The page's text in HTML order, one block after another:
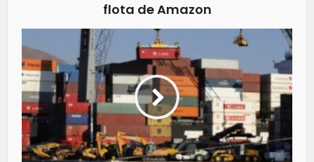
flota de Amazon